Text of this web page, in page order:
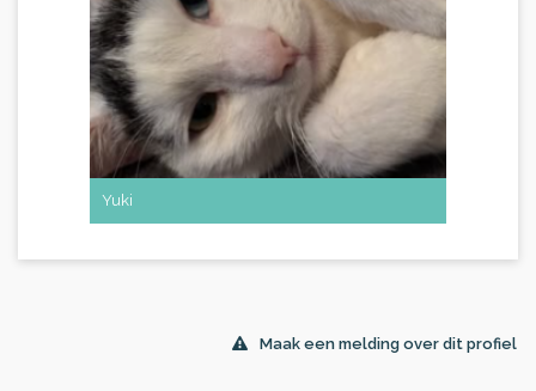
Yuki
Maak een melding over dit profiel